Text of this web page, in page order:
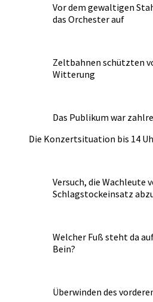
Vor dem gewaltigen
das Orchester auf
Zeltbahnen schützten
Witterung
Das Publikum war
Die Konzertsituation bis 14
Versuch, die Wachleute
Schlagstockeinsatz
Welcher Fuß steht da
Bein?
Überwinden des